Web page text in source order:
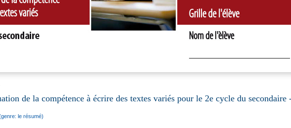
de la compétence à écrire des textes variés pour le 2e cycle du
le résumé)